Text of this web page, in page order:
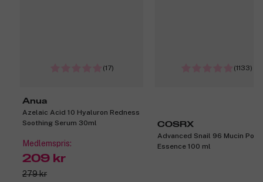
(17)
Anua
Azelaic Acid 10 Hyaluron Redness
Soothing Serum 30ml
Medlemspris:
209 kr
279 kr
(1133)
COSRX
Advanced Snail 96 Mucin
Essence 100 ml